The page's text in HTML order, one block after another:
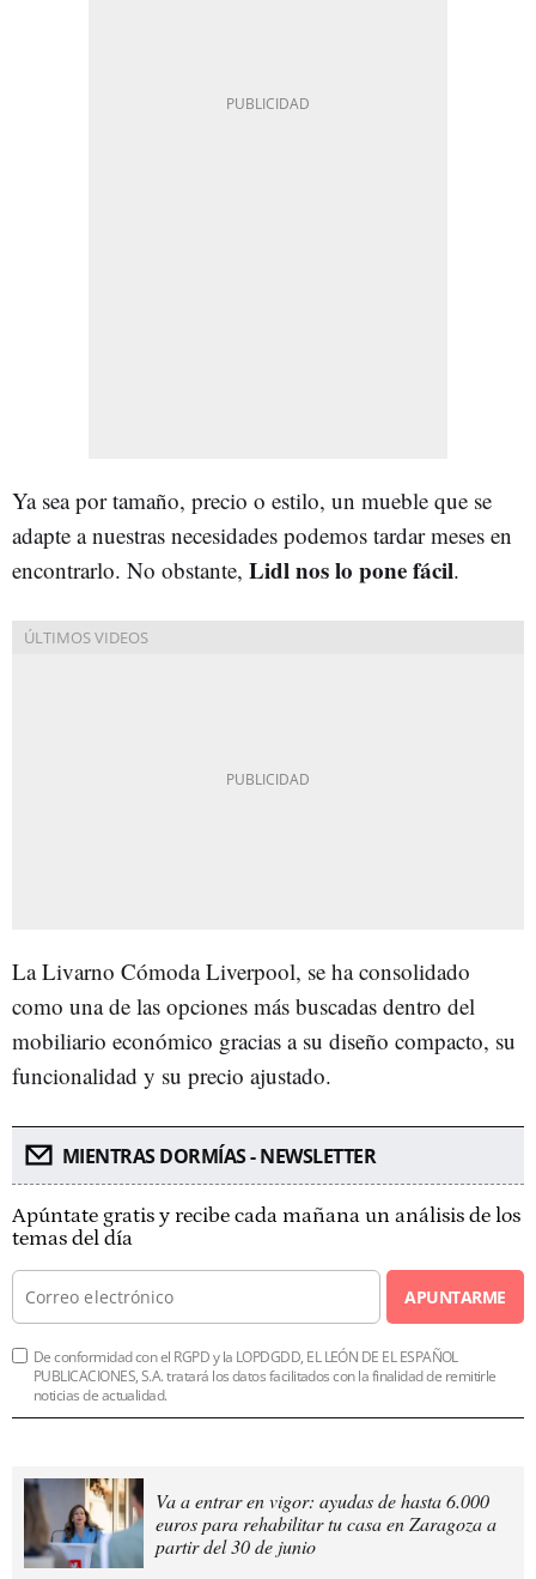
Ya sea por tamaño, precio o estilo, un mueble que se
adapte a nuestras necesidades podemos tardar meses en
encontrarlo. No obstante, Lidl nos lo pone fácil.
La Livarno Cómoda Liverpool, se ha consolidado
como una de las opciones más buscadas dentro del
mobiliario económico gracias a su diseño compacto, su
funcionalidad y su precio ajustado.
MIENTRAS DORMÍAS - NEWSLETTER
Apúntate gratis y recibe cada mañana un análisis de los
temas del día
APUNTARME
De conformidad con el RGPD y la LOPDGDD, EL LEÓN DE EL ESPAÑOL
PUBLICACIONES, S.A. tratará los datos facilitados con la finalidad de remitirle
noticias de actualidad.
Va a entrar en vigor: ayudas de hasta 6.000
euros para rehabilitar tu casa en Zaragoza a
partir del 30 de junio